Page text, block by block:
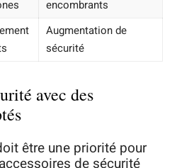
encombrants
Augmentation de
sécurité
avec des
être une priorité pour
de sécurité